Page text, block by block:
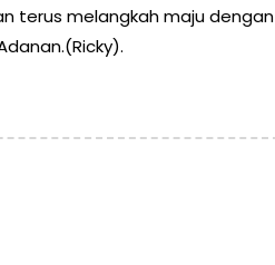
terus melangkah maju dengan